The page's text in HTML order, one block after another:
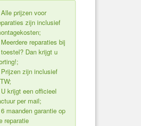
prijzen voor
zijn inclusief
reparaties bij
Dan krijgt u
zijn inclusief
krijgt een officieel
per mail;
maanden garantie op
reparatie